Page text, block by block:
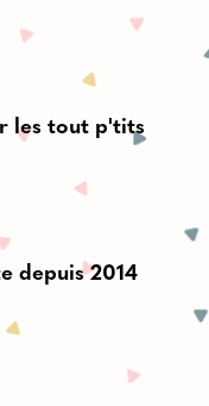
les tout p'tits
depuis 2014